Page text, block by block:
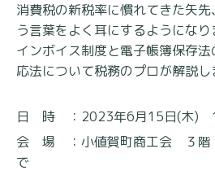
消費税の新税率に慣れてきた矢
う言葉をよく耳にするようになり
インボイス制度と電子帳簿保存
応法について税務のプロが解説し
日 時 ：2023年6月15日(木)
会 場 ：小値賀町商工会
で